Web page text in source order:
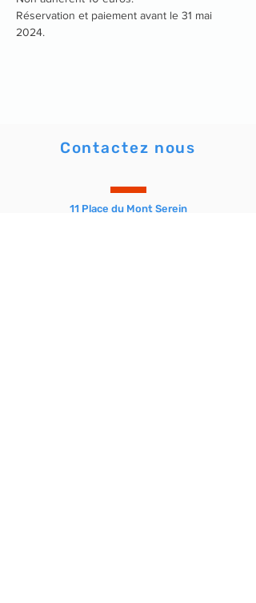
Réservation et paiement avant le 31 mai
2024.
Contactez nous
11 Place du Mont Serein